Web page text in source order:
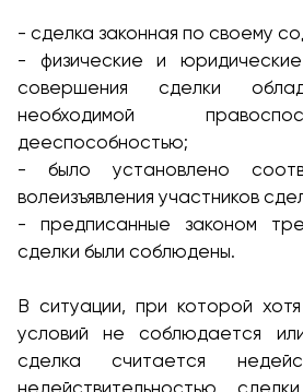
- сделка законная по своему
- физические и
совершения сделки
необходимой
дееспособностью;
- было установлено
волеизъявления участников
- предписанные законом
сделки были соблюдены.
В ситуации, при которой
условий не соблюдается
сделка считается
недействительностью